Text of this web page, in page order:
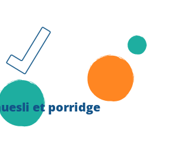
et porridge